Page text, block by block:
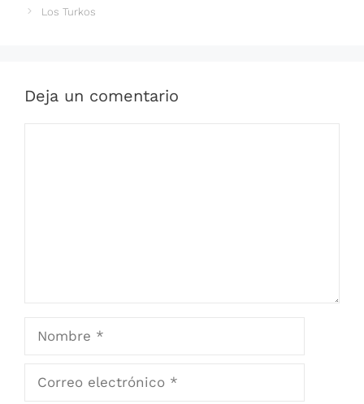
Los Turkos
Deja un comentario
electrónico